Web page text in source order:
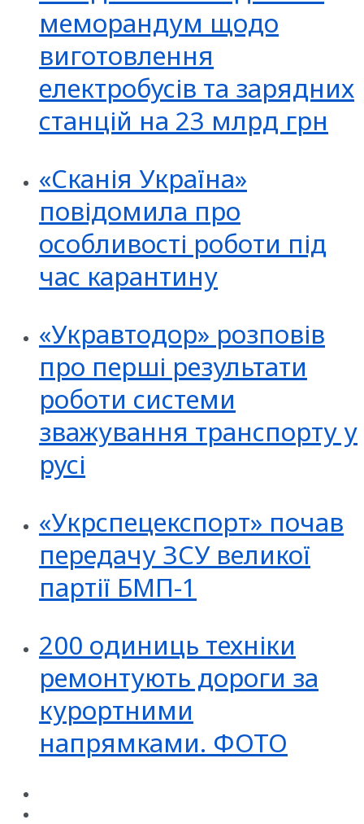
меморандум щодо
виготовлення
електробусів та зарядних
станцій на 23 млрд грн
«Сканія Україна»
повідомила про
особливості роботи під
час карантину
«Укравтодор» розповів
про перші результати
роботи системи
зважування транспорту у
русі
«Укрспецекспорт» почав
передачу ЗСУ великої
партії БМП-1
200 одиниць техніки
ремонтують дороги за
курортними
напрямками. ФОТО